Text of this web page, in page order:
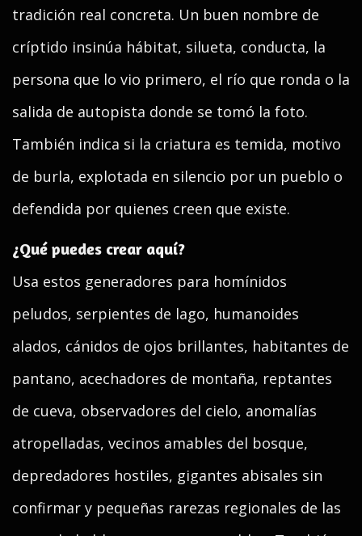
tradición real concreta. Un buen nombre de
críptido insinúa hábitat, silueta, conducta, la
persona que lo vio primero, el río que ronda o la
salida de autopista donde se tomó la foto.
También indica si la criatura es temida, motivo
de burla, explotada en silencio por un pueblo o
defendida por quienes creen que existe.
¿Qué puedes crear aquí?
Usa estos generadores para homínidos
peludos, serpientes de lago, humanoides
alados, cánidos de ojos brillantes, habitantes de
pantano, acechadores de montaña, reptantes
de cueva, observadores del cielo, anomalías
atropelladas, vecinos amables del bosque,
depredadores hostiles, gigantes abisales sin
confirmar y pequeñas rarezas regionales de las